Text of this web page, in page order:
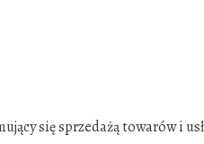
się sprzedażą towarów i